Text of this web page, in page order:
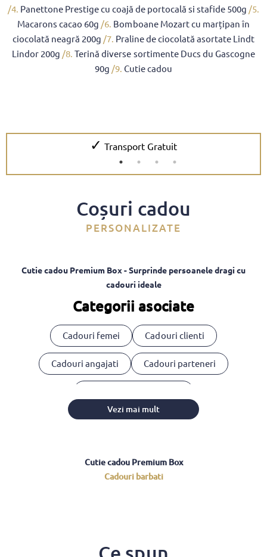
/4. Panettone Prestige cu coajă de portocală si stafide 500g /5.
Macarons cacao 60g /6. Bomboane Mozart cu marțipan în
ciocolată neagră 200g /7. Praline de ciocolată asortate Lindt
Lindor 200g /8.Terină diverse sortimente Ducs du Gascogne
90g /9. Cutie cadou
✓ Transport Gratuit
Coșuri cadou
PERSONALIZATE
Cutie cadou Premium Box - Surprinde persoanele dragi cu
cadouri ideale
Categorii asociate
Cadouri femei Cadouri clienti
Cadouri angajati Cadouri parteneri
Vezi mai mult
Cutie cadou Premium Box
Cadouri barbati